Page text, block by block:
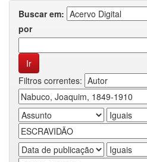
Buscar em:
por
Filtros correntes: